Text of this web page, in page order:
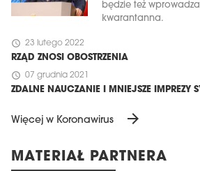
będzie też
kwarantanna.
schedule 23 lutego 2022
RZĄD ZNOSI OBOSTRZENIA
schedule 07 grudnia 2021
ZDALNE NAUCZANIE I MNIEJSZE IMPREZY
Więcej w Koronawirus arrow_forward
MATERIAŁ PARTNERA